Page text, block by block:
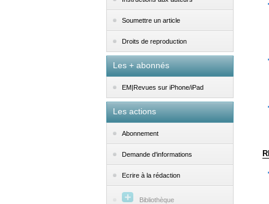
Soumettre un article
Droits de reproduction
Les + abonnés
EM|Revues sur iPhone/iPad
Les actions
Abonnement
Demande d'informations
Ecrire à la rédaction
Bibliothèque